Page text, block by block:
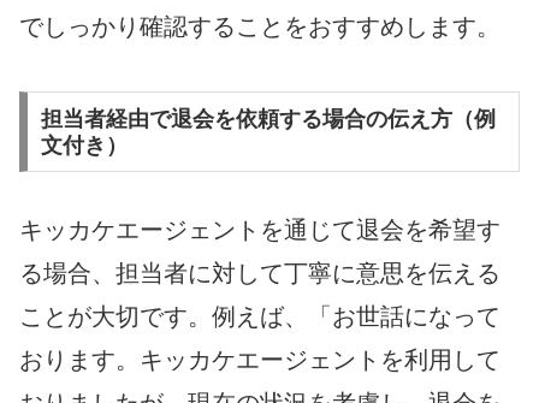
でしっかり確認することをおすすめします。
担当者経由で退会を依頼する場合の伝え方（例
文付き）
キッカケエージェントを通じて退会を希望す
る場合、担当者に対して丁寧に意思を伝える
ことが大切です。例えば、「お世話になって
おります。キッカケエージェントを利用して